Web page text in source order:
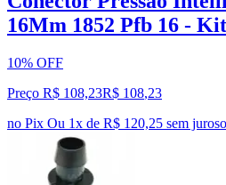
16Mm 1852 Pfb 16 -
10% OFF
Preço R$ 108,23R$ 108,23
no Pix Ou 1x de R$ 120,25 sem juros